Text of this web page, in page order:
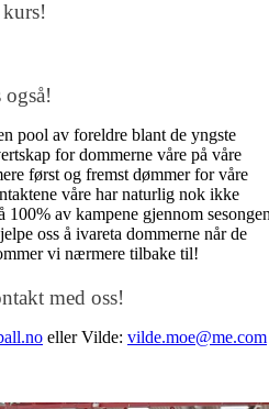
også!
pool av foreldre blant de yngste
for dommerne våre på våre
først og fremst dømmer for våre
våre har naturlig nok ikke
av kampene gjennom
oss å ivareta dommerne når de
vi nærmere tilbake til!
med oss!
eller Vilde: vilde.moe@me.com